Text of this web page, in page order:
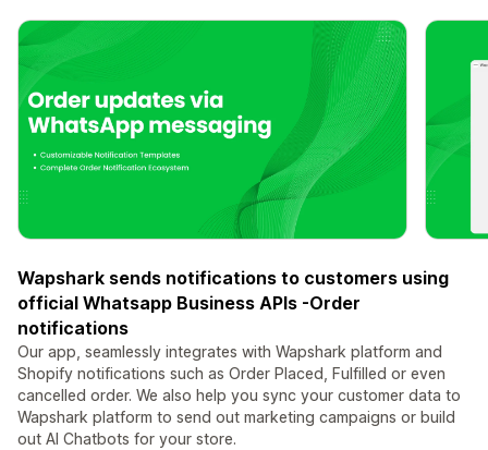
Wapshark sends notifications to customers using
official Whatsapp Business APIs -Order
notifications
Our app, seamlessly integrates with Wapshark platform and
Shopify notifications such as Order Placed, Fulfilled or even
cancelled order. We also help you sync your customer data to
Wapshark platform to send out marketing campaigns or build
out AI Chatbots for your store.